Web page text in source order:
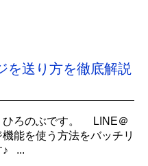
を送り方を徹底解説
ひろのぶです。 LINE＠
能を使う方法をバッチリ
♪ ...